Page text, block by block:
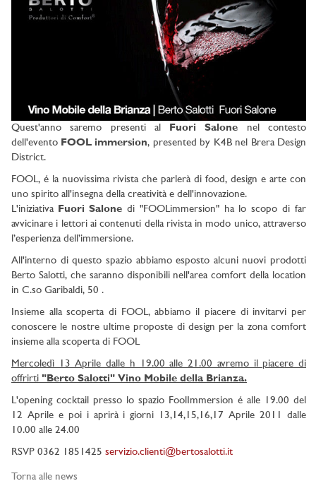
Quest'anno saremo presenti al Fuori Salone nel contesto
dell'evento FOOL immersion, presented by K4B nel Brera Design
District.
FOOL, é la nuovissima rivista che parlerà di food, design e arte con
uno spirito all'insegna della creatività e dell'innovazione.
L'iniziativa Fuori Salone di "FOOLimmersion" ha lo scopo di far
avvicinare i lettori ai contenuti della rivista in modo unico, attraverso
l’esperienza dell’immersione.
All'interno di questo spazio abbiamo esposto alcuni nuovi prodotti
Berto Salotti, che saranno disponibili nell'area comfort della location
in C.so Garibaldi, 50 .
Insieme alla scoperta di FOOL, abbiamo il piacere di invitarvi per
conoscere le nostre ultime proposte di design per la zona comfort
insieme alla scoperta di FOOL
Mercoledì 13 Aprile dalle h 19.00 alle 21.00 avremo il piacere di
offrirti "Berto Salotti" Vino Mobile della Brianza.
L'opening cocktail presso lo spazio FoolImmersion é alle 19.00 del
12 Aprile e poi i aprirà i giorni 13,14,15,16,17 Aprile 2011 dalle
10.00 alle 24.00
RSVP 0362 1851425 servizio.clienti@bertosalotti.it
Torna alle news